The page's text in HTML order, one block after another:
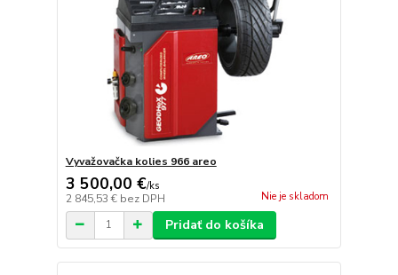
Vyvažovačka kolies 966 areo
3 500,00 €/ks
2 845,53 € bez DPH Nie je skladom
Pridať do košíka